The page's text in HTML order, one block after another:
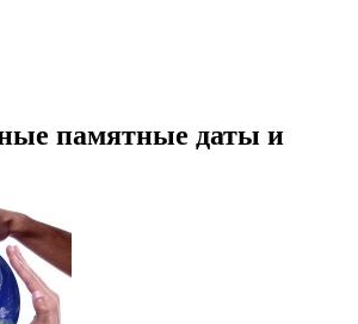
памятные даты и